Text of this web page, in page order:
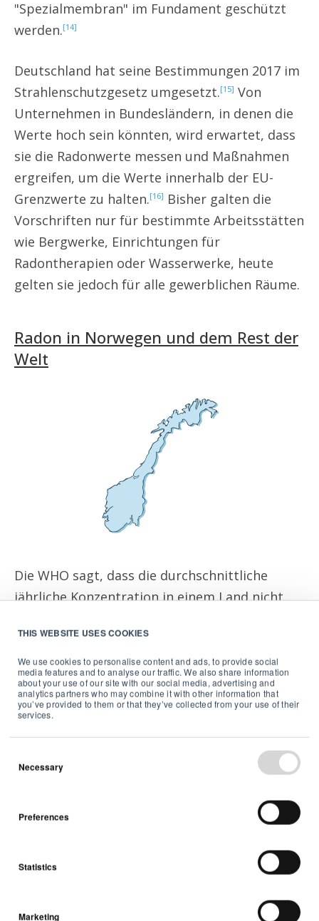
THIS WEBSITE USES COOKIES
We use cookies to personalise content and ads, to provide social
media features and to analyse our traffic. We also share information
about your use of our site with our social media, advertising and
analytics partners who may combine it with other information that
you’ve provided to them or that they’ve collected from your use of their
services.
Necessary
Preferences
Statistics
Marketing
"Spezialmembran" im Fundament geschützt
werden.[14]
Deutschland hat seine Bestimmungen 2017 im
Strahlenschutzgesetz umgesetzt.[15] Von
Unternehmen in Bundesländern, in denen die
Werte hoch sein könnten, wird erwartet, dass
sie die Radonwerte messen und Maßnahmen
ergreifen, um die Werte innerhalb der EU-
Grenzwerte zu halten.[16] Bisher galten die
Vorschriften nur für bestimmte Arbeitsstätten
wie Bergwerke, Einrichtungen für
Radontherapien oder Wasserwerke, heute
gelten sie jedoch für alle gewerblichen Räume.
Radon in Norwegen und dem Rest der
Welt
Die WHO sagt, dass die durchschnittliche
jährliche Konzentration in einem Land nicht
Im Strategiepapier für die Senkung der
Radonkonzentrationen in Norwegen wird diese
Zahl als "Aktionslimit" für alle Gebäude im
Land festgelegt, während das Maximum bei
3
empfohlen, dass alle Gebäude regelmäßig auf
diese Untersuchungen während der langen
Wintermonate stattfinden sollten, in denen
ansammelt.
Die Vorschriften zur Einhaltung der